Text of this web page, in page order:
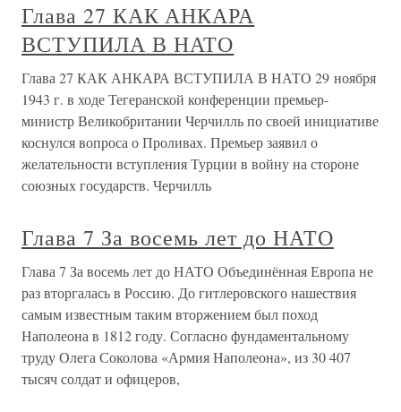
Глава 27 КАК АНКАРА
ВСТУПИЛА В НАТО
Глава 27 КАК АНКАРА ВСТУПИЛА В НАТО 29 ноября
1943 г. в ходе Тегеранской конференции премьер-
министр Великобритании Черчилль по своей инициативе
коснулся вопроса о Проливах. Премьер заявил о
желательности вступления Турции в войну на стороне
союзных государств. Черчилль
Глава 7 За восемь лет до НАТО
Глава 7 За восемь лет до НАТО Объединённая Европа не
раз вторгалась в Россию. До гитлеровского нашествия
самым известным таким вторжением был поход
Наполеона в 1812 году. Согласно фундаментальному
труду Олега Соколова «Армия Наполеона», из 30 407
тысяч солдат и офицеров,